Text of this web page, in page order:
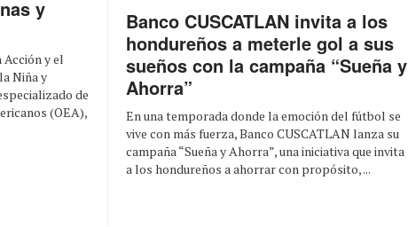
y
y el
Niña y
de
(OEA),
Banco CUSCATLAN invita a los
hondureños a meterle gol a sus
sueños con la campaña “Sueña y
Ahorra”
En una temporada donde la emoción del fútbol se
vive con más fuerza, Banco CUSCATLAN lanza su
campaña “Sueña y Ahorra”, una iniciativa que invita
a los hondureños a ahorrar con propósito, ...